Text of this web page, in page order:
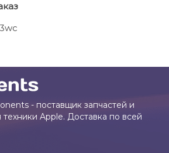
- поставщик запчастей и
Apple. Доставка по всей